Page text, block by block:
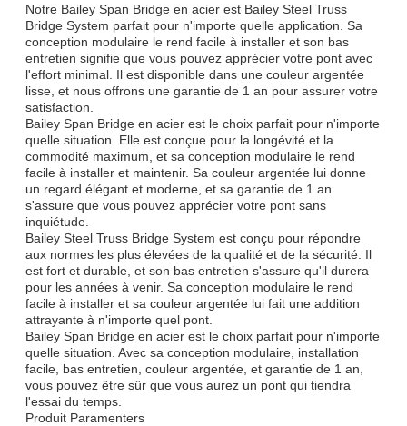
Notre Bailey Span Bridge en acier est Bailey Steel Truss
Bridge System parfait pour n'importe quelle application. Sa
conception modulaire le rend facile à installer et son bas
entretien signifie que vous pouvez apprécier votre pont avec
l'effort minimal. Il est disponible dans une couleur argentée
lisse, et nous offrons une garantie de 1 an pour assurer votre
satisfaction.
Bailey Span Bridge en acier est le choix parfait pour n'importe
quelle situation. Elle est conçue pour la longévité et la
commodité maximum, et sa conception modulaire le rend
facile à installer et maintenir. Sa couleur argentée lui donne
un regard élégant et moderne, et sa garantie de 1 an
s'assure que vous pouvez apprécier votre pont sans
inquiétude.
Bailey Steel Truss Bridge System est conçu pour répondre
aux normes les plus élevées de la qualité et de la sécurité. Il
est fort et durable, et son bas entretien s'assure qu'il durera
pour les années à venir. Sa conception modulaire le rend
facile à installer et sa couleur argentée lui fait une addition
attrayante à n'importe quel pont.
Bailey Span Bridge en acier est le choix parfait pour n'importe
quelle situation. Avec sa conception modulaire, installation
facile, bas entretien, couleur argentée, et garantie de 1 an,
vous pouvez être sûr que vous aurez un pont qui tiendra
l'essai du temps.
Produit Paramenters